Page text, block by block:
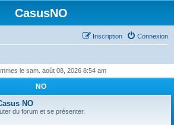
CasusNO
Connexion
Inscription
le sam. août 08, 2026 8:54 am
NO
NO
du forum et se présenter.